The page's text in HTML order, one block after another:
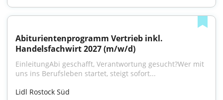
Abiturientenprogramm Vertrieb inkl.
Handelsfachwirt 2027 (m/w/d)
EinleitungAbi geschafft, Verantwortung gesucht?Wer mit
uns ins Berufsleben startet, steigt sofort...
Lidl Rostock Süd